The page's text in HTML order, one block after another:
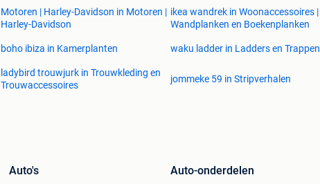
Motoren | Harley-Davidson in Motoren |
Harley-Davidson
ikea wandrek in Woonaccessoires |
Wandplanken en Boekenplanken
boho ibiza in Kamerplanten waku ladder in Ladders en Trappen
ladybird trouwjurk in Trouwkleding en
Trouwaccessoires
jommeke 59 in Stripverhalen
Auto's Auto-onderdelen